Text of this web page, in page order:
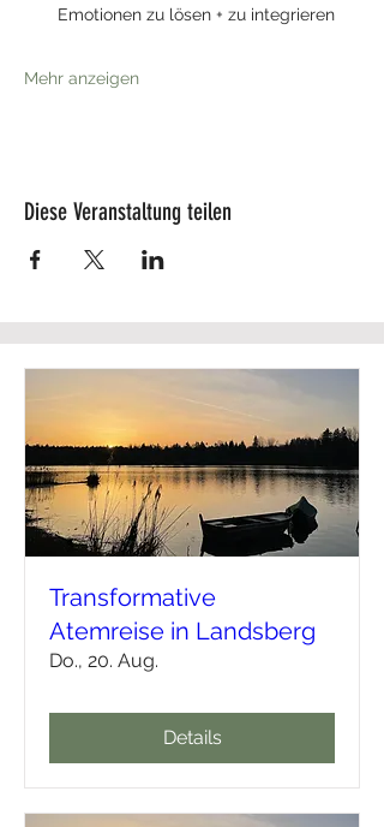
Emotionen zu lösen + zu integrieren
Mehr anzeigen
Diese Veranstaltung teilen
Transformative
Atemreise in Landsberg
Do., 20. Aug.
Details